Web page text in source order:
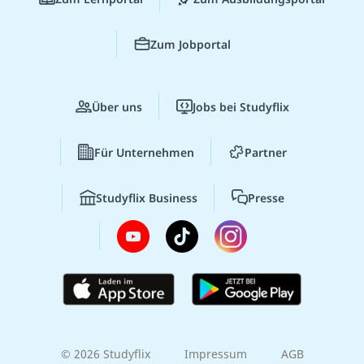
Zum Jobportal
Über uns Jobs bei Studyflix
Für Unternehmen Partner
Studyflix Business Presse
© 2026 Studyflix Impressum AGB